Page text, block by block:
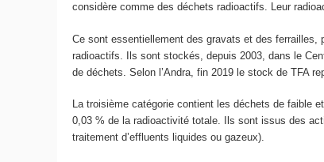
considère comme des déchets radioactifs. Leur
Ce sont essentiellement des gravats et des ferrailles,
radioactifs. Ils sont stockés, depuis 2003, dans le
de déchets. Selon l’Andra, fin 2019 le stock de TFA
La troisième catégorie contient les déchets de faible
0,03 % de la radioactivité totale. Ils sont issus des
traitement d’effluents liquides ou gazeux).